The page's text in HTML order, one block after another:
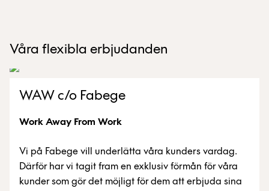
Våra flexibla erbjudanden
WAW c/o Fabege
Work Away From Work
Vi på Fabege vill underlätta våra kunders vardag.
Därför har vi tagit fram en exklusiv förmån för våra
kunder som gör det möjligt för dem att erbjuda sina